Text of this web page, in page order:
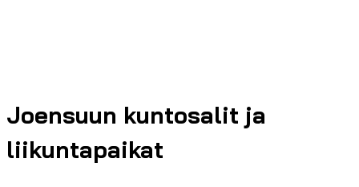
Joensuun kuntosalit ja
liikuntapaikat